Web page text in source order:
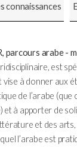
connaissances
parcours arabe -
est
vise à donner aux
de l’arabe (que
et à apporter de
et des
l’arabe est